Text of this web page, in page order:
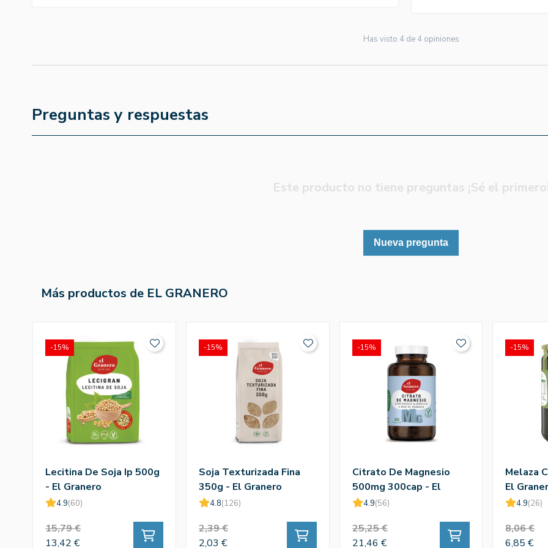
Has visto 4de 4opiniones
Preguntas y respuestas
Este producto no tiene preguntas ¡Sé el
Nueva pregunta
Más productos de EL GRANERO
Lecitina De Soja Ip 500g
- El Granero
4.9(60)
15,79 €
13,42 €
-15%
Soja Texturizada Fina
350g - El Granero
4.8(126)
2,39 €
2,03 €
-15%
Citrato De Magnesio
500mg 300cap - El
Granero
4.9(56)
25,25 €
21,46 €
-15%
Melaza
El
4.9(26)
8,06 €
6,85 €
-15%